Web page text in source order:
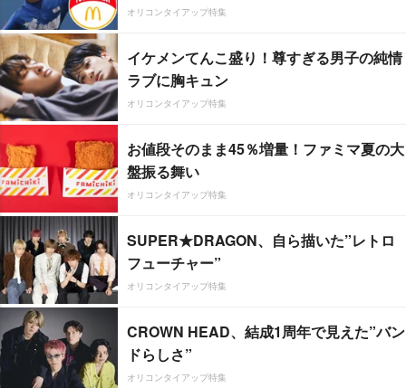
オリコンタイアップ特集
イケメンてんこ盛り！尊すぎる男子の純情
ラブに胸キュン
オリコンタイアップ特集
お値段そのまま45％増量！ファミマ夏の大
盤振る舞い
オリコンタイアップ特集
SUPER★DRAGON、自ら描いた”レトロ
フューチャー”
オリコンタイアップ特集
CROWN HEAD、結成1周年で見えた”バン
ドらしさ”
オリコンタイアップ特集